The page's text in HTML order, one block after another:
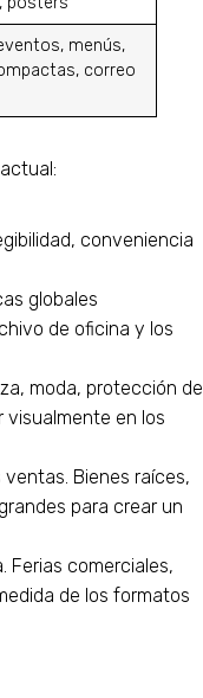
menús,
correo
conveniencia
globales
de oficina y los
moda, protección de
visualmente en los
Bienes raíces,
para crear un
Ferias comerciales,
de los formatos